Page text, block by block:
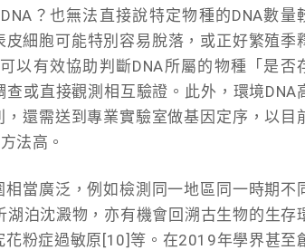
？也無法直接說特定物種的DNA數量
細胞可能特別容易脫落，或正好繁殖季
以有效協助判斷DNA所屬的物種「是否
或直接觀測相互驗證。此外，環境DNA
還需送到專業實驗室做基因定序，以目
法高。
當廣泛，例如檢測同一地區同一時期不
泊沈澱物，亦有機會回溯古生物的生存
粉症過敏原[10]等。在2019年學界甚至